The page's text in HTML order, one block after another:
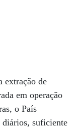
extração de
em operação
o País
suficiente